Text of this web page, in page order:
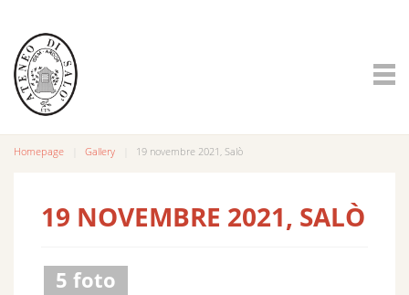
Homepage Gallery 19 novembre 2021, Salò
19 NOVEMBRE 2021, SALÒ
5 foto